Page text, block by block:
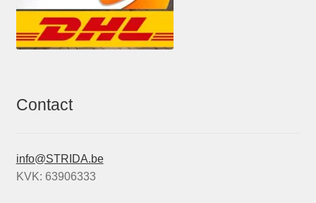
Contact
info@STRIDA.be
KVK: 63906333